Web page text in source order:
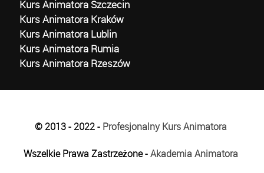
Kurs Animatora Szczecin
Kurs Animatora Kraków
Kurs Animatora Lublin
Kurs Animatora Rumia
Kurs Animatora Rzeszów
© 2013 - 2022 - Profesjonalny Kurs Animatora
Wszelkie Prawa Zastrzeżone -Akademia Animatora